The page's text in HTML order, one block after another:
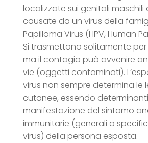
localizzate sui genitali maschili
causate da un virus della
Papilloma Virus (HPV, Human
Si trasmettono solitamente per
ma il contagio può avvenire
vie (oggetti contaminati).
virus non sempre determina le
cutanee, essendo
manifestazione del sintomo
immunitarie (generali o
virus) della persona esposta.